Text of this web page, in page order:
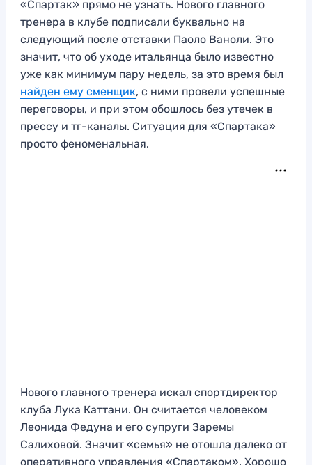
«Спартак» прямо не узнать. Нового главного
тренера в клубе подписали буквально на
следующий после отставки Паоло Ваноли. Это
значит, что об уходе итальянца было известно
уже как минимум пару недель, за это время был
найден ему сменщик, с ними провели успешные
переговоры, и при этом обошлось без утечек в
прессу и тг-каналы. Ситуация для «Спартака»
просто феноменальная.
Нового главного тренера искал спортдиректор
клуба Лука Каттани. Он считается человеком
Леонида Федуна и его супруги Заремы
Салиховой. Значит «семья» не отошла далеко от
оперативного управления «Спартаком». Хорошо